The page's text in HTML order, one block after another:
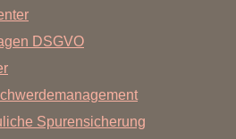
DSGVO
Spurensicherung